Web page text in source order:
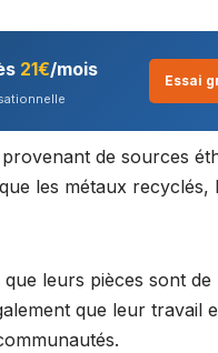
21€/mois
Essai
de sources
les métaux recyclés,
leurs pièces sont
que leur travail